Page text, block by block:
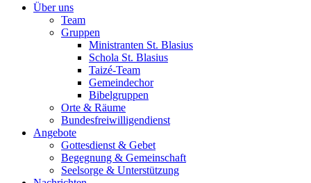
Über uns
Team
Gruppen
Ministranten St. Blasius
Schola St. Blasius
Taizé-Team
Gemeindechor
Bibelgruppen
Orte & Räume
Bundesfreiwilligendienst
Angebote
Gottesdienst & Gebet
Begegnung & Gemeinschaft
Seelsorge & Unterstützung